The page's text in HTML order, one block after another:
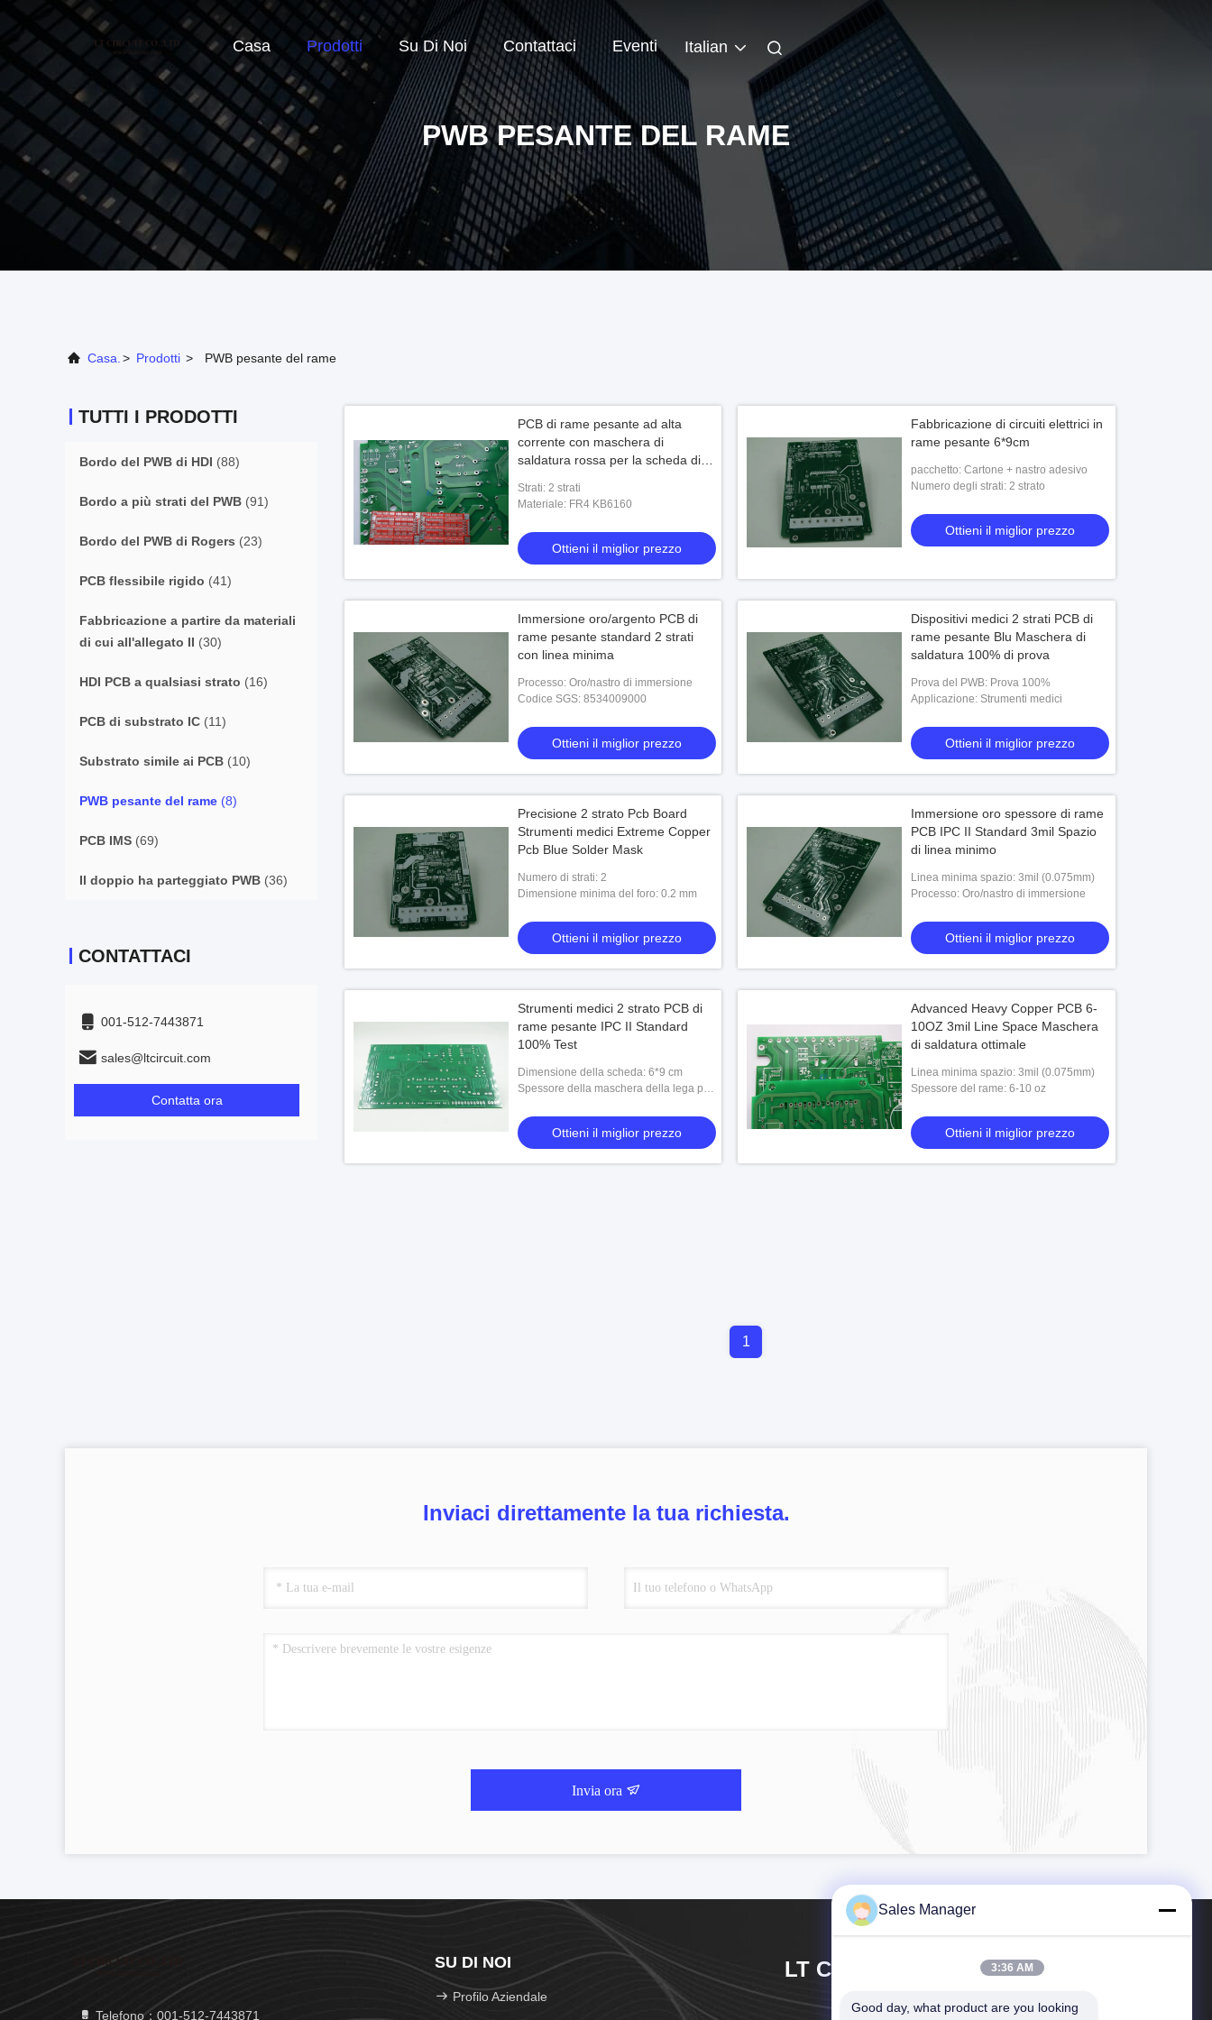
Casa Prodotti Su Di Noi Contattaci Eventi Italian
PWB PESANTE DEL RAME
Casa. > Prodotti > PWB pesante del rame
TUTTI I PRODOTTI
Bordo del PWB di HDI (88)
Bordo a più strati del PWB (91)
Bordo del PWB di Rogers (23)
PCB flessibile rigido (41)
Fabbricazione a partire da materiali
di cui all'allegato II (30)
HDI PCB a qualsiasi strato (16)
PCB di substrato IC (11)
Substrato simile ai PCB (10)
PWB pesante del rame (8)
PCB IMS (69)
Il doppio ha parteggiato PWB (36)
CONTATTACI
001-512-7443871
sales@ltcircuit.com
Contatta ora
PCB di rame pesante ad alta
corrente con maschera di
saldatura rossa per la scheda di
aeromobile
Strati: 2 strati
Materiale: FR4 KB6160
Ottieni il miglior prezzo
Fabbricazione di circuiti elettrici in
rame pesante 6*9cm
pacchetto: Cartone + nastro adesivo
Numero degli strati: 2 strato
Ottieni il miglior prezzo
Immersione oro/argento PCB di
rame pesante standard 2 strati
con linea minima
Processo: Oro/nastro di immersione
Codice SGS: 8534009000
Ottieni il miglior prezzo
Dispositivi medici 2 strati PCB di
rame pesante Blu Maschera di
saldatura 100% di prova
Prova del PWB: Prova 100%
Applicazione: Strumenti medici
Ottieni il miglior prezzo
Precisione 2 strato Pcb Board
Strumenti medici Extreme Copper
Pcb Blue Solder Mask
Numero di strati: 2
Dimensione minima del foro: 0.2 mm
Ottieni il miglior prezzo
Immersione oro spessore di rame
PCB IPC II Standard 3mil Spazio
di linea minimo
Linea minima spazio: 3mil (0.075mm)
Processo: Oro/nastro di immersione
Ottieni il miglior prezzo
Strumenti medici 2 strato PCB di
rame pesante IPC II Standard
100% Test
Dimensione della scheda: 6*9 cm
Spessore della maschera della lega per
Ottieni il miglior prezzo
Advanced Heavy Copper PCB 6-
10OZ 3mil Line Space Maschera
di saldatura ottimale
Linea minima spazio: 3mil (0.075mm)
Spessore del rame: 6-10 oz
Ottieni il miglior prezzo
1
Inviaci direttamente la tua richiesta.
Invia ora
Telefono：001-512-7443871
SU DI NOI
Profilo Aziendale
LT CIRCUIT CO.,LTD.
Sales Manager
3:36 AM
Good day, what product are you looking